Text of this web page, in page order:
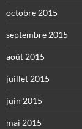
octobre 2015
septembre 2015
août 2015
juillet 2015
juin 2015
mai 2015